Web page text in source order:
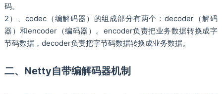
码。
2）、codec（编解码器）的组成部分有两个：decoder（解码
器）和encoder（编码器）。encoder负责把业务数据转换成字
节码数据，decoder负责把字节码数据转换成业务数据。
二、Netty自带编解码器机制